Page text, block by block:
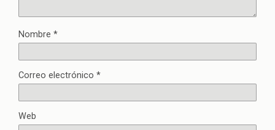
Nombre *
Correo electrónico *
Web